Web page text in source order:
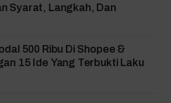
Syarat, Langkah, Dan
500 Ribu Di Shopee &
15 Ide Yang Terbukti Laku